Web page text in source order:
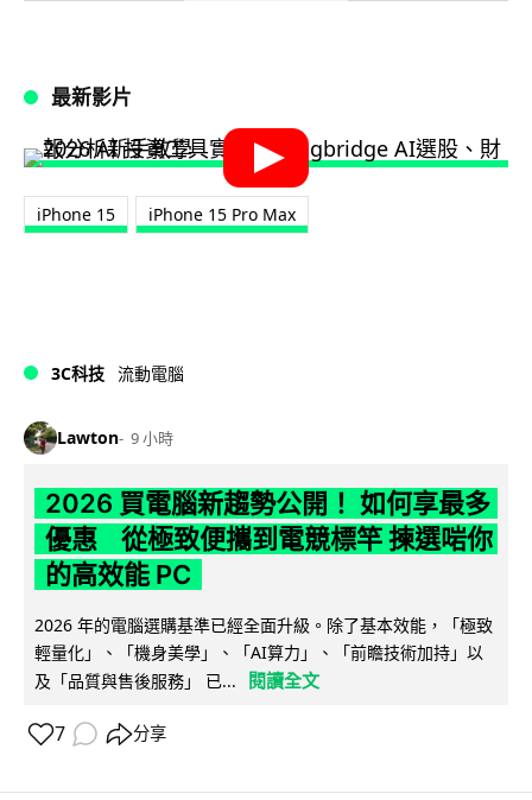
最新影片
iPhone 15 iPhone 15 Pro Max
3C科技 流動電腦
Lawton 9 小時
2026 買電腦新趨勢公開！ 如何享最多
優惠 從極致便攜到電競標竿 揀選啱你
的高效能 PC
2026 年的電腦選購基準已經全面升級。除了基本效能，「極致
輕量化」、「機身美學」、「AI算力」、「前瞻技術加持」以
及「品質與售後服務」 已...
閱讀全文
7 分享